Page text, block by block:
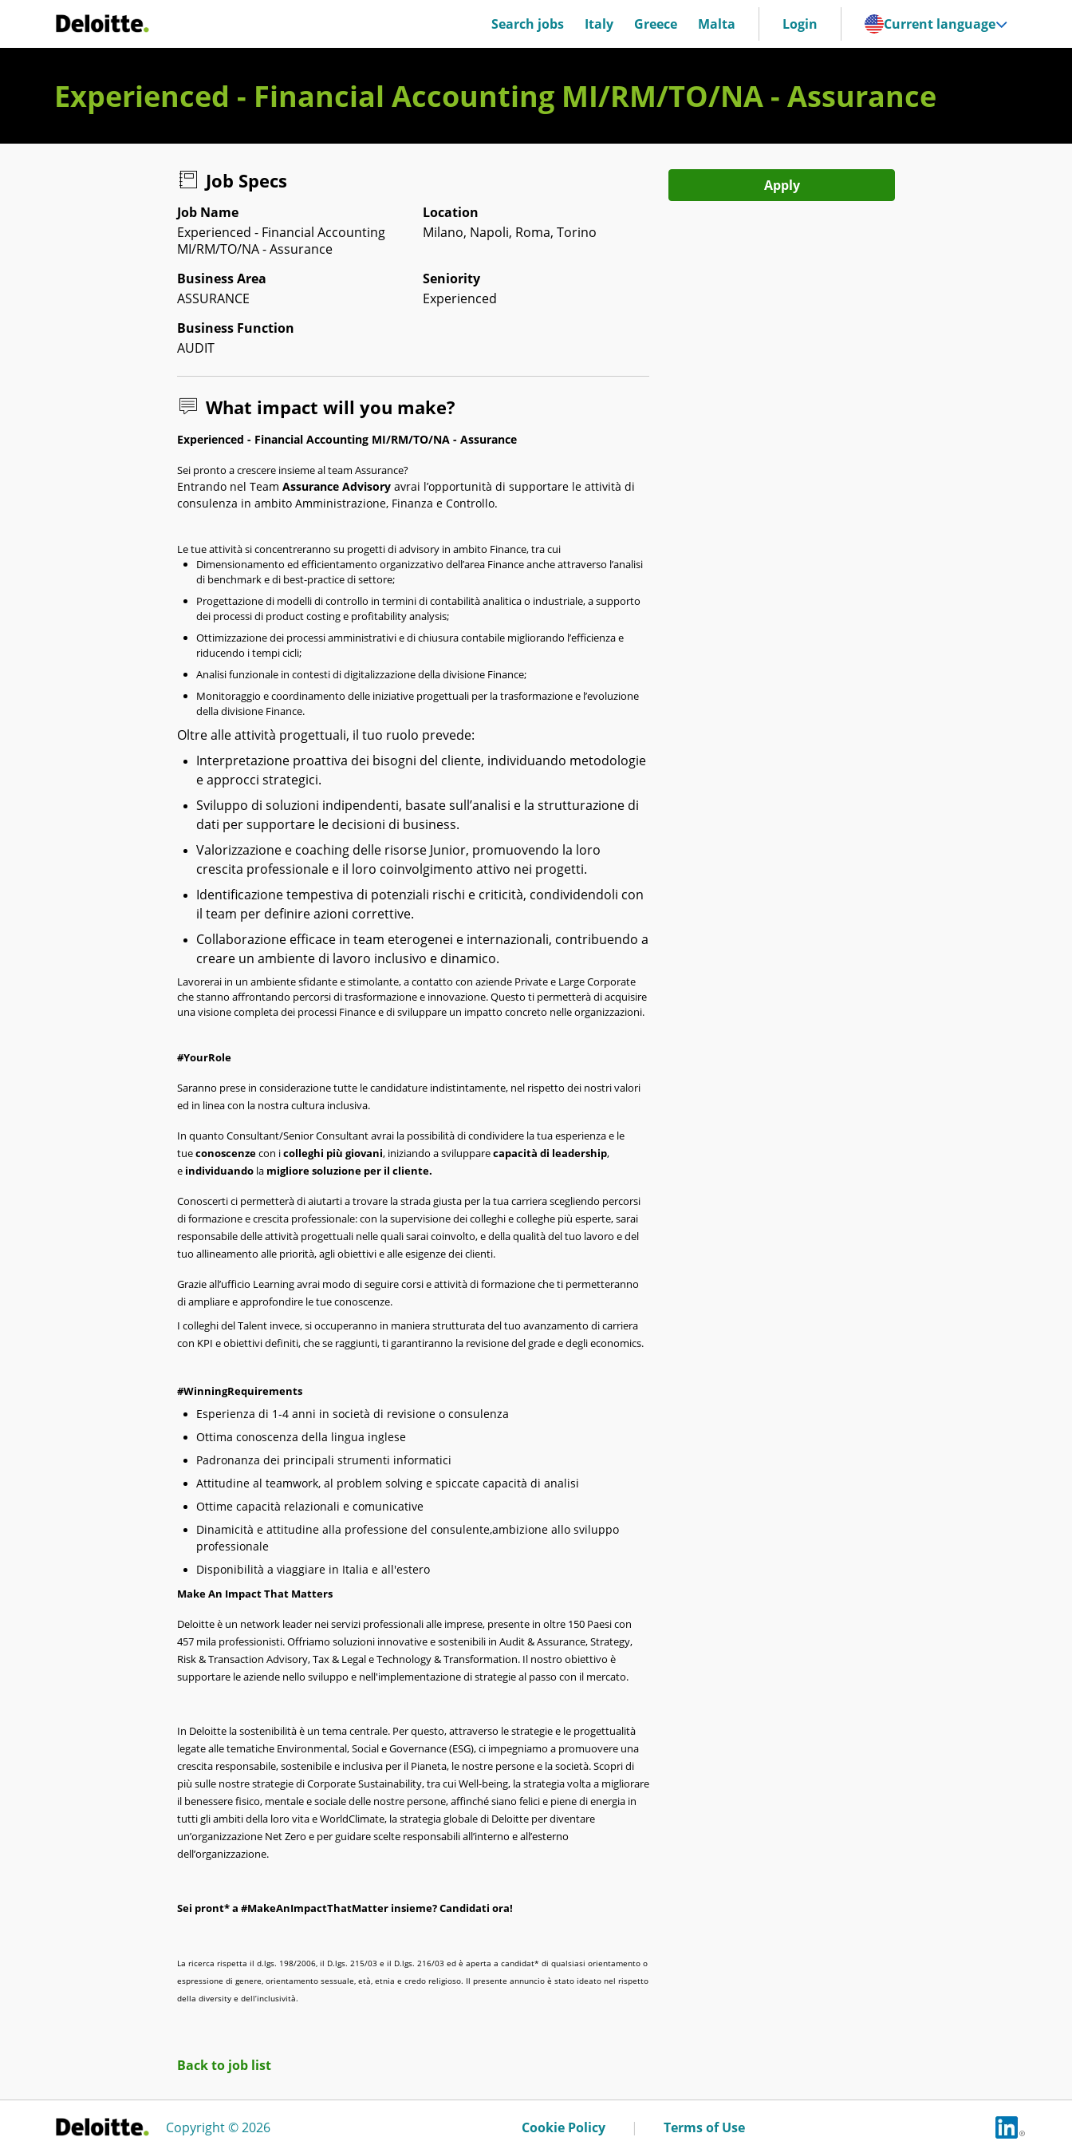
Deloitte Italia Search jobs Italy Greece Malta Login Current language
Experienced - Financial Accounting MI/RM/TO/NA - Assurance
Job Specs
Job Name
Experienced - Financial Accounting
MI/RM/TO/NA - Assurance
Location
Milano, Napoli, Roma, Torino
Business Area
ASSURANCE
Seniority
Experienced
Business Function
AUDIT
What impact will you make?
Experienced - Financial Accounting MI/RM/TO/NA - Assurance
Sei pronto a crescere insieme al team Assurance?
Entrando nel Team Assurance Advisory avrai l’opportunità di supportare le attività di
consulenza in ambito Amministrazione, Finanza e Controllo.
Le tue attività si concentreranno su progetti di advisory in ambito Finance, tra cui
Dimensionamento ed efficientamento organizzativo dell’area Finance anche attraverso l’analisi
di benchmark e di best-practice di settore;
Progettazione di modelli di controllo in termini di contabilità analitica o industriale, a supporto
dei processi di product costing e profitability analysis;
Ottimizzazione dei processi amministrativi e di chiusura contabile migliorando l’efficienza e
riducendo i tempi cicli;
Analisi funzionale in contesti di digitalizzazione della divisione Finance;
Monitoraggio e coordinamento delle iniziative progettuali per la trasformazione e l’evoluzione
della divisione Finance.
Oltre alle attività progettuali, il tuo ruolo prevede:
Interpretazione proattiva dei bisogni del cliente, individuando metodologie
e approcci strategici.
Sviluppo di soluzioni indipendenti, basate sull’analisi e la strutturazione di
dati per supportare le decisioni di business.
Valorizzazione e coaching delle risorse Junior, promuovendo la loro
crescita professionale e il loro coinvolgimento attivo nei progetti.
Identificazione tempestiva di potenziali rischi e criticità, condividendoli con
il team per definire azioni correttive.
Collaborazione efficace in team eterogenei e internazionali, contribuendo a
creare un ambiente di lavoro inclusivo e dinamico.
Lavorerai in un ambiente sfidante e stimolante, a contatto con aziende Private e Large Corporate
che stanno affrontando percorsi di trasformazione e innovazione. Questo ti permetterà di acquisire
una visione completa dei processi Finance e di sviluppare un impatto concreto nelle organizzazioni.
#YourRole
Saranno prese in considerazione tutte le candidature indistintamente, nel rispetto dei nostri valori
ed in linea con la nostra cultura inclusiva.
In quanto Consultant/Senior Consultant avrai la possibilità di condividere la tua esperienza e le
tueconoscenzecon icolleghi più giovani, iniziando a svilupparecapacità di leadership,
e individuando la migliore soluzione per il cliente.
Conoscerti ci permetterà di aiutarti a trovare la strada giusta per la tua carriera scegliendo percorsi
di formazione e crescita professionale: con la supervisione dei colleghi e colleghe più esperte, sarai
responsabile delle attività progettuali nelle quali sarai coinvolto, e della qualità del tuo lavoro e del
tuo allineamento alle priorità, agli obiettivi e alle esigenze dei clienti.
Grazie all’ufficio Learning avrai modo di seguire corsi e attività di formazione che ti permetteranno
di ampliare e approfondire le tue conoscenze.
I colleghi del Talent invece, si occuperanno in maniera strutturata del tuo avanzamento di carriera
con KPI e obiettivi definiti, che se raggiunti, ti garantiranno la revisione del grade e degli economics.
#WinningRequirements
Esperienza di 1-4 anni in società di revisione o consulenza
Ottima conoscenza della lingua inglese
Padronanza dei principali strumenti informatici
Attitudine al teamwork, al problem solving e spiccate capacità di analisi
Ottime capacità relazionali e comunicative
Dinamicità e attitudine alla professione del consulente,ambizione allo sviluppo
professionale
Disponibilità a viaggiare in Italia e all'estero
Make An Impact That Matters
Deloitte è un network leader nei servizi professionali alle imprese, presente in oltre 150 Paesi con
457 mila professionisti. Offriamo soluzioni innovative e sostenibili in Audit & Assurance, Strategy,
Risk & Transaction Advisory, Tax & Legal e Technology & Transformation. Il nostro obiettivo è
supportare le aziende nello sviluppo e nell'implementazione di strategie al passo con il mercato.
In Deloitte la sostenibilità è un tema centrale. Per questo, attraverso le strategie e le progettualità
legate alle tematiche Environmental, Social e Governance (ESG), ci impegniamo a promuovere una
crescita responsabile, sostenibile e inclusiva per il Pianeta, le nostre persone e la società. Scopri di
più sulle nostre strategie di Corporate Sustainability, tra cui Well-being, la strategia volta a migliorare
il benessere fisico, mentale e sociale delle nostre persone, affinché siano felici e piene di energia in
tutti gli ambiti della loro vita e WorldClimate, la strategia globale di Deloitte per diventare
un’organizzazione Net Zero e per guidare scelte responsabili all’interno e all’esterno
dell’organizzazione.
Sei pront* a #MakeAnImpactThatMatter insieme? Candidati ora!
La ricerca rispetta il d.lgs. 198/2006, il D.lgs. 215/03 e il D.lgs. 216/03 ed è aperta a candidat* di qualsiasi orientamento o
espressione di genere, orientamento sessuale, età, etnia e credo religioso. Il presente annuncio è stato ideato nel rispetto
della diversity e dell’inclusività.
Back to job list
Apply
Copyright © 2026 Cookie Policy | Terms of Use